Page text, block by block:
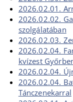
2026.02.01.
2026.02.02.
szolgálatában
2026.02.03.
2026.02.04.
kvízest
2026.02.04.
2026.02.04.
Tánczenekarral